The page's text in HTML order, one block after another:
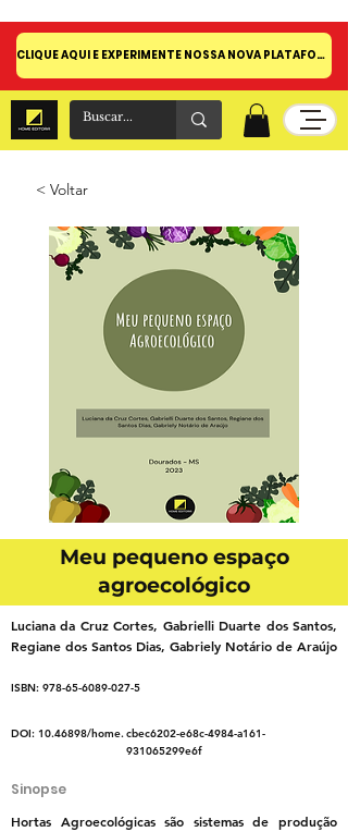
CLIQUE AQUI E EXPERIMENTE NOSSA NOVA PLATAFORMA!
< Voltar
Meu pequeno espaço
agroecológico
Luciana da Cruz Cortes, Gabrielli Duarte dos Santos,
Regiane dos Santos Dias, Gabriely Notário de Araújo
ISBN: 978-65-6089-027-5
DOI: 10.46898/home.cbec6202-e68c-4984-a161-
931065299e6f
Sinopse
Hortas Agroecológicas são sistemas de produção